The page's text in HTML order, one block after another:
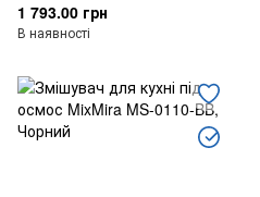
1 793.00 грн
В наявності